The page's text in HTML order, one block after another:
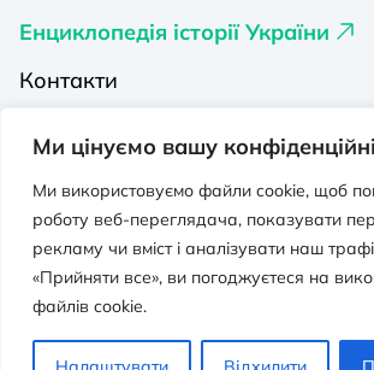
Ми цінуємо вашу
Ми використовуємо файли cookie, щоб
роботу веб-переглядача, показувати
рекламу чи вміст і аналізувати наш
«Прийняти все», ви погоджуєтеся на
файлів cookie.
Енциклопедія історії України
Контакти
Видавництва на Порталі
Політика конфіденційності
Публічна оферта
Видавничо-освітній